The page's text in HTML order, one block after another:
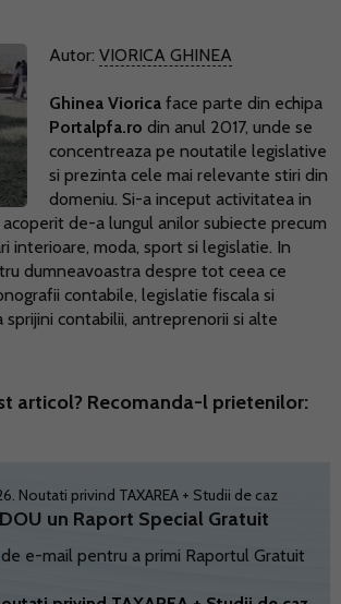
Autor: VIORICA GHINEA
Ghinea Viorica face parte din echipa
Portalpfa.ro din anul 2017, unde se
concentreaza pe noutatile legislative
si prezinta cele mai relevante stiri din
domeniu. Si-a inceput activitatea in
de-a lungul anilor subiecte precum
interioare, moda, sport si legislatie. In
dumneavoastra despre tot ceea ce
contabile, legislatie fiscala si
sprijini contabilii, antreprenorii si alte
articol? Recomanda-l prietenilor:
un Raport Special Gratuit
e-mail pentru a primi Raportul Gratuit